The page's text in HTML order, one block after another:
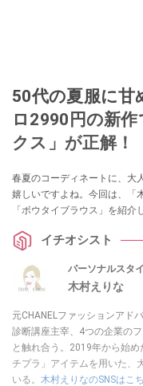
50代の夏服に甘
ロ2990円の新
クス」が正解！
春夏のコーディネートに、大
嬉しいですよね。今回は、「
「ボウタイブラウス」を紹介
イチオシスト
パーソナルスタ
木村えりな
元CHANELファッションアド
診断講座主宰、4つの企業の
と触れ合う。2019年から始め
チプラ」アイテムを用いた、
いる。 木村えりなのSNSはこ